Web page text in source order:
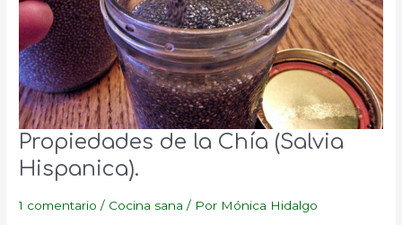
Propiedades de la Chía (Salvia
Hispanica).
1 comentario / Cocina sana / Por Mónica Hidalgo